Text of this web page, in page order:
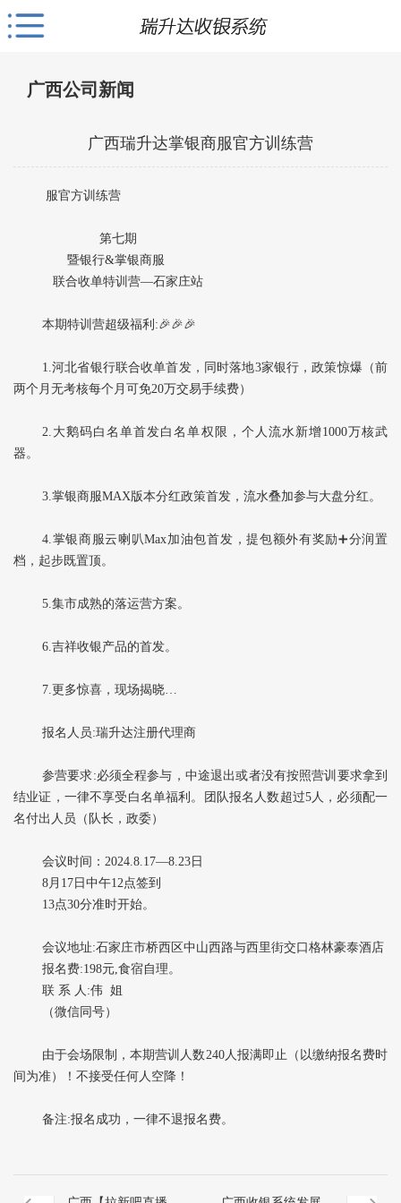
广西公司新闻
广西瑞升达掌银商服官方训练营
服官方训练营
第七期
暨银行&掌银商服
联合收单特训营—石家庄站
本期特训营超级福利:🎉🎉🎉
1.河北省银行联合收单首发，同时落地3家银行，政策惊爆（前
两个月无考核每个月可免20万交易手续费）
2.大鹅码白名单首发白名单权限，个人流水新增1000万核武
器。
3.掌银商服MAX版本分红政策首发，流水叠加参与大盘分红。
4.掌银商服云喇叭Max加油包首发，提包额外有奖励➕分润置
档，起步既置顶。
5.集市成熟的落运营方案。
6.吉祥收银产品的首发。
7.更多惊喜，现场揭晓…
报名人员:瑞升达注册代理商
参营要求:必须全程参与，中途退出或者没有按照营训要求拿到
结业证，一律不享受白名单福利。团队报名人数超过5人，必须配一
名付出人员（队长，政委）
会议时间：2024.8.17—8.23日
8月17日中午12点签到
13点30分准时开始。
会议地址:石家庄市桥西区中山西路与西里街交口格林豪泰酒店
报名费:198元,食宿自理。
联 系 人:伟 姐
（微信同号）
由于会场限制，本期营训人数240人报满即止（以缴纳报名费时
间为准）！不接受任何人空降！
备注:报名成功，一律不退报名费。